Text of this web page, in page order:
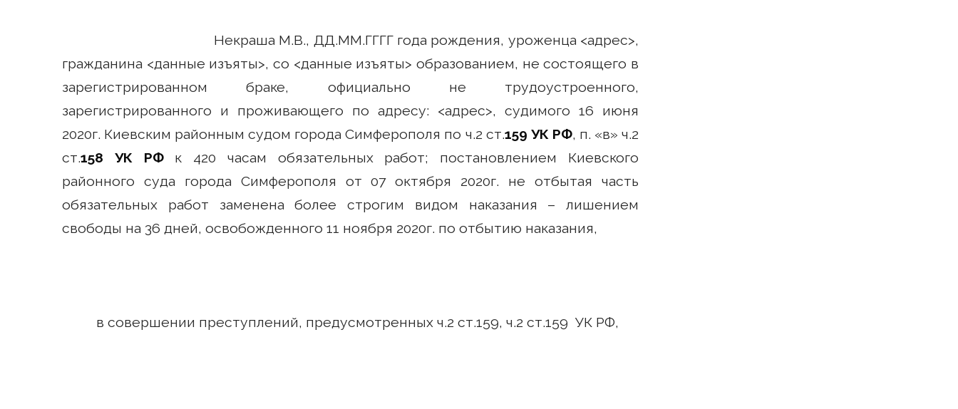
Некраша М.В., ДД.ММ.ГГГГ года рождения, уроженца <адрес>,
гражданина <данные изъяты>, со <данные изъяты> образованием, не состоящего в
зарегистрированном браке, официально не трудоустроенного,
зарегистрированного и проживающего по адресу: <адрес>, судимого 16 июня
2020г. Киевским районным судом города Симферополя по ч.2 ст.159 УК РФ, п. «в» ч.2
ст.158 УК РФк 420 часам обязательных работ; постановлением Киевского
районного суда города Симферополя от 07 октября 2020г. не отбытая часть
обязательных работ заменена более строгим видом наказания – лишением
свободы на 36 дней, освобожденного 11 ноября 2020г. по отбытию наказания,
в совершении преступлений, предусмотренных ч.2 ст.159, ч.2 ст.159 УК РФ,